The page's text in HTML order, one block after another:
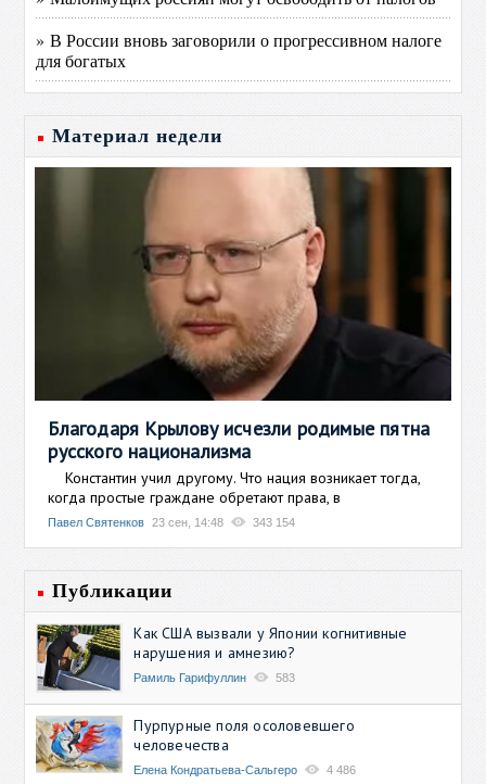
» В России вновь заговорили о прогрессивном налоге
для богатых
Материал недели
Благодаря Крылову исчезли родимые пятна
русского национализма
Константин учил другому. Что нация возникает тогда,
когда простые граждане обретают права, в
Павел Святенков 23 сен, 14:48 343 154
Публикации
Как США вызвали у Японии когнитивные
нарушения и амнезию?
Рамиль Гарифуллин 583
Пурпурные поля осоловевшего
человечества
Елена Кондратьева-Сальгеро 4 486